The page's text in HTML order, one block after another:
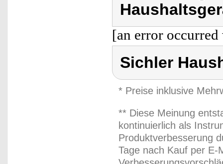
[an error
Sichler
* Preise inklusive
** Diese Meinung
kontinuierlich als
Produktverbesserung
Tage nach Kauf per E-